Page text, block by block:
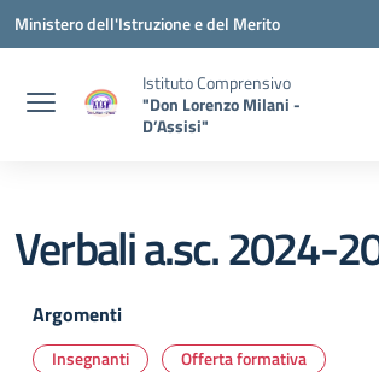
Vai ai contenuti
Vai al menu di navigazione
Vai al footer
Ministero dell'Istruzione e del Merito
Istituto Comprensivo
"Don Lorenzo Milani -
D’Assisi"
Verbali a.sc. 2024-
Argomenti
Insegnanti Offerta formativa